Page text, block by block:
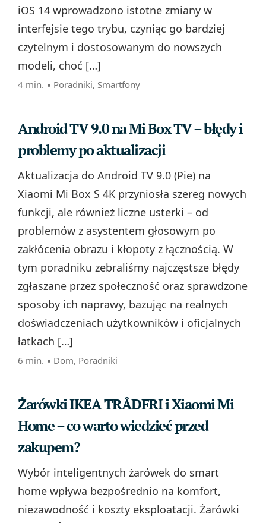
iOS 14 wprowadzono istotne zmiany w
interfejsie tego trybu, czyniąc go bardziej
czytelnym i dostosowanym do nowszych
modeli, choć […]
4 min. ▪ Poradniki, Smartfony
Android TV 9.0 na Mi Box TV – błędy i
problemy po aktualizacji
Aktualizacja do Android TV 9.0 (Pie) na
Xiaomi Mi Box S 4K przyniosła szereg nowych
funkcji, ale również liczne usterki – od
problemów z asystentem głosowym po
zakłócenia obrazu i kłopoty z łącznością. W
tym poradniku zebraliśmy najczęstsze błędy
zgłaszane przez społeczność oraz sprawdzone
sposoby ich naprawy, bazując na realnych
doświadczeniach użytkowników i oficjalnych
łatkach […]
6 min. ▪ Dom, Poradniki
Żarówki IKEA TRÅDFRI i Xiaomi Mi
Home – co warto wiedzieć przed
zakupem?
Wybór inteligentnych żarówek do smart
home wpływa bezpośrednio na komfort,
niezawodność i koszty eksploatacji. Żarówki